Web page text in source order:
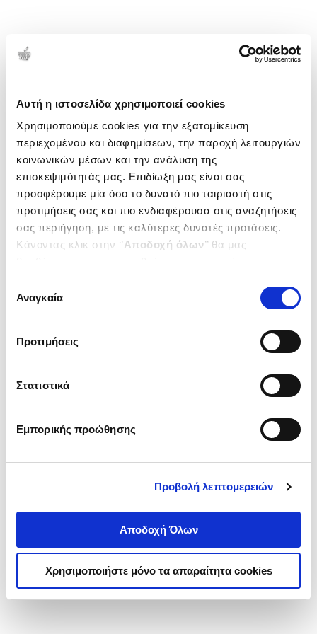
Αυτή η ιστοσελίδα χρησιμοποιεί cookies
Χρησιμοποιούμε cookies για την εξατομίκευση
περιεχομένου και διαφημίσεων, την παροχή λειτουργιών
κοινωνικών μέσων και την ανάλυση της
επισκεψιμότητάς μας. Επιδίωξη μας είναι σας
προσφέρουμε μία όσο το δυνατό πιο ταιριαστή στις
προτιμήσεις σας και πιο ενδιαφέρουσα στις αναζητήσεις
σας περιήγηση, με τις καλύτερες δυνατές προτάσεις.
Κάνοντας κλικ στην ‘’Αποδοχή όλων’’ θα μας
ενδιαφέρουν και να επιλέξετε από τα παρακάτω με την
΄΄και να ενημερωθείτε σχετικά με
συγκατάθεσης
Αναγκαία
Προτιμήσεις
Στατιστικά
Εμπορικής προώθησης
Προβολή λεπτομερειών
Αποδοχή Όλων
Χρησιμοποιήστε μόνο τα απαραίτητα cookies